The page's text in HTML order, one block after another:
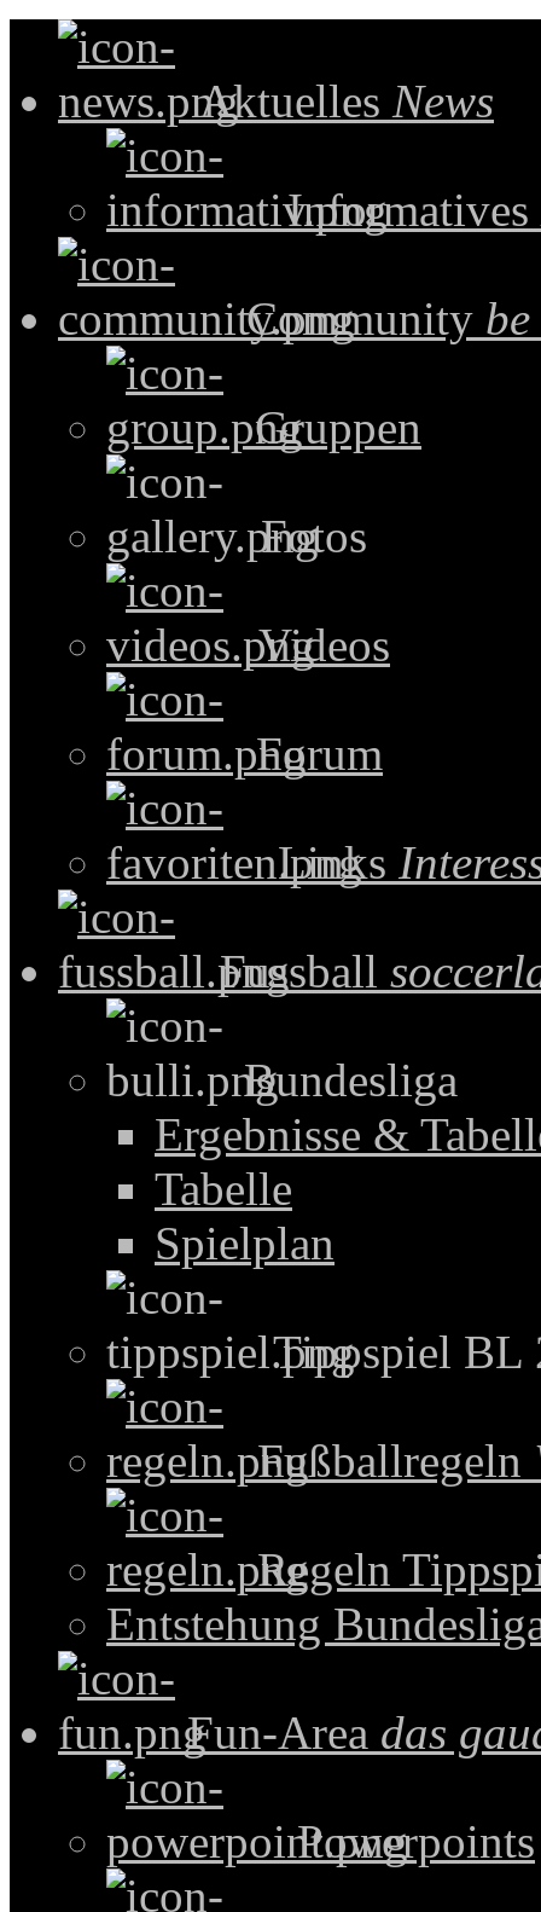
Aktuelles News
Informatives
Community
Gruppen
Fotos
Videos
Forum
Links
Fussball
Bundesliga
Ergebnisse &
Tabelle
Spielplan
Tippspiel BL
Fußballregeln
Regeln
Entstehung
Fun-Area das
Powerpoints